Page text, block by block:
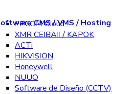
CMS / VMS / Hosting
EPCOM Cloud
XMR CEIBAII / KAPOK
ACTi
HIKVISION
Honeywell
NUUO
Software de Diseño (CCTV)